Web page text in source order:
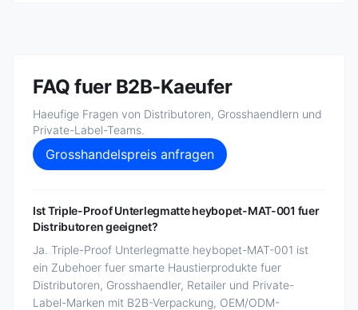
FAQ fuer B2B-Kaeufer
Haeufige Fragen von Distributoren, Grosshaendlern und
Private-Label-Teams.
Grosshandelspreis anfragen
Ist Triple-Proof Unterlegmatte heybopet-MAT-001 fuer
Distributoren geeignet?
Ja. Triple-Proof Unterlegmatte heybopet-MAT-001 ist
ein Zubehoer fuer smarte Haustierprodukte fuer
Distributoren, Grosshaendler, Retailer und Private-
Label-Marken mit B2B-Verpackung, OEM/ODM-